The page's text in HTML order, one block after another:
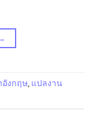
งกฤษ,แปลงาน